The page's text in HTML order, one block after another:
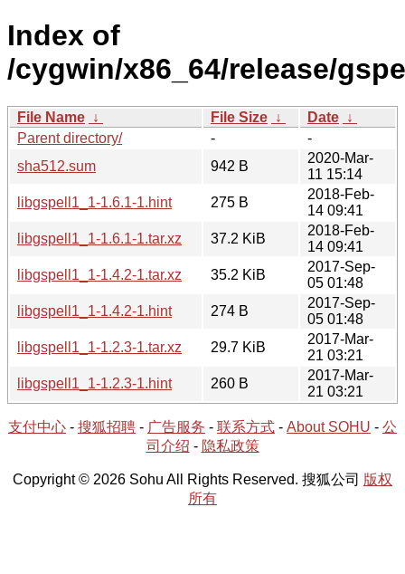
Index of
/cygwin/x86_64/release/
File Name ↓ File Size ↓ Date ↓
Parent directory/
-
-
sha512.sum
942 B
2020-Mar-
11 15:14
libgspell1_1-1.6.1-1.hint
275 B
2018-Feb-
14 09:41
libgspell1_1-1.6.1-1.tar.xz
37.2 KiB
2018-Feb-
14 09:41
libgspell1_1-1.4.2-1.tar.xz
35.2 KiB
2017-Sep-
05 01:48
libgspell1_1-1.4.2-1.hint
274 B
2017-Sep-
05 01:48
libgspell1_1-1.2.3-1.tar.xz
29.7 KiB
2017-Mar-
21 03:21
libgspell1_1-1.2.3-1.hint
260 B
2017-Mar-
21 03:21
支付中心 - 搜狐招聘 - 广告服务 - 联系方式 - About SOHU - 公
司介绍 - 隐私政策
Copyright © 2026 Sohu All Rights Reserved. 搜狐公司 版权
所有